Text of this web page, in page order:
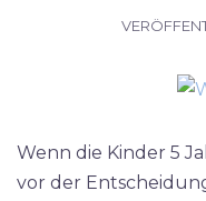
Wenn die Kinder 5
vor der